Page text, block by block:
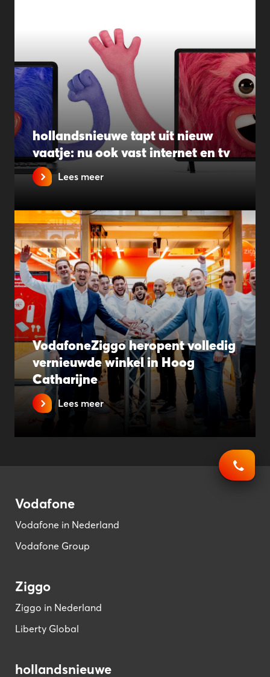
hollandsnieuwe tapt uit nieuw
vaatje: nu ook vast internet en tv
Lees meer
VodafoneZiggo heropent volledig
vernieuwde winkel in Hoog
Catharijne
Lees meer
Vodafone
Vodafone in Nederland
Vodafone Group
Ziggo
Ziggo in Nederland
Liberty Global
hollandsnieuwe